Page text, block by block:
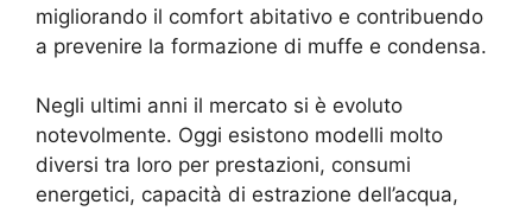
migliorando il comfort abitativo e contribuendo
a prevenire la formazione di muffe e condensa.
Negli ultimi anni il mercato si è evoluto
notevolmente. Oggi esistono modelli molto
diversi tra loro per prestazioni, consumi
energetici, capacità di estrazione dell’acqua,